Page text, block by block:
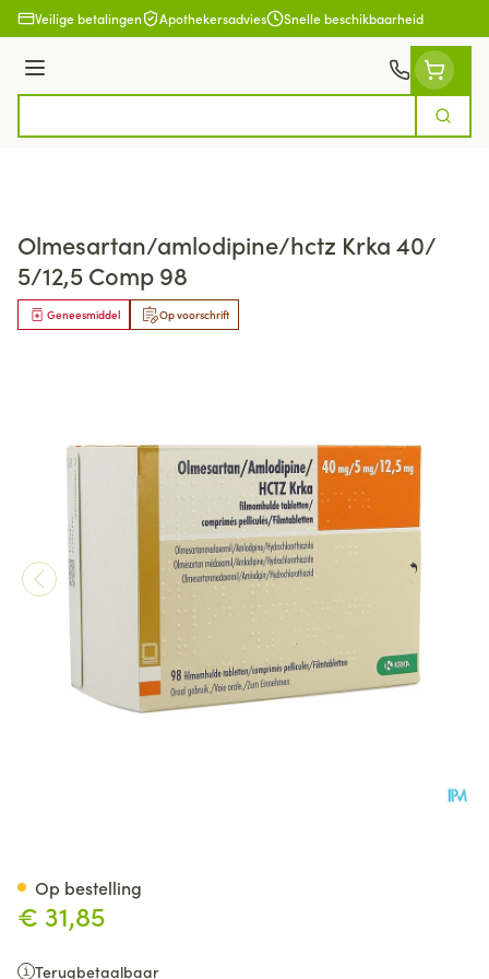
Ga naar de inhoud
Veilige betalingen Apothekersadvies Snelle beschikbaarheid
Menu
Zoek
Olmesartan/amlodipine/hctz Krka 40/
5/12,5 Comp 98
Op voorschrift
Geneesmiddel
€ 31,85
Terugbetaalbaar
Op bestelling